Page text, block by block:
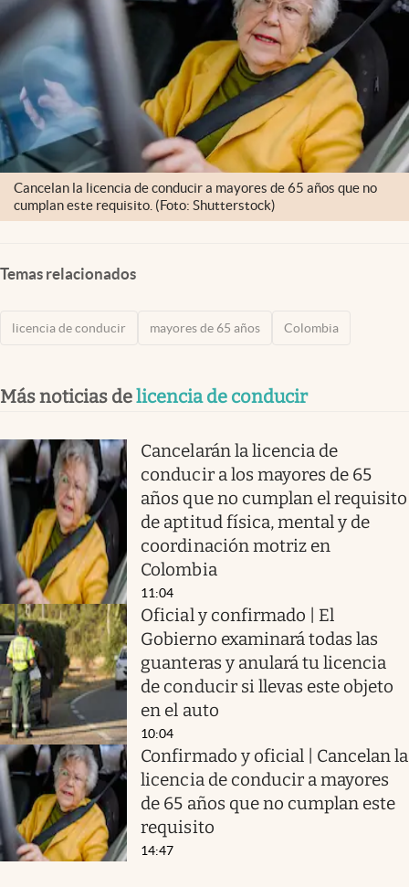
Cancelan la licencia de conducir a mayores de 65 años que no
cumplan este requisito. (Foto: Shutterstock)
Temas relacionados
licencia de conducir mayores de 65 años Colombia
Más noticias delicencia de conducir
Cancelarán la licencia de
conducir a los mayores de 65
años que no cumplan el requisito
de aptitud física, mental y de
coordinación motriz en
Colombia
11:04
Oficial y confirmado | El
Gobierno examinará todas las
guanteras y anulará tu licencia
de conducir si llevas este objeto
en el auto
10:04
Confirmado y oficial | Cancelan la
licencia de conducir a mayores
de 65 años que no cumplan este
requisito
14:47